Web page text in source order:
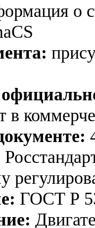
о
в
ГОСТ Р